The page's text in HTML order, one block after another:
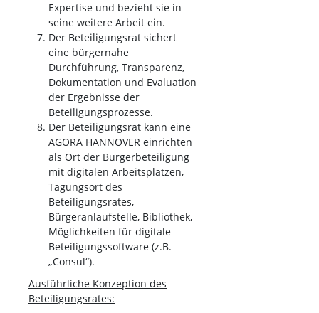
Expertise und bezieht sie in
seine weitere Arbeit ein.
Der Beteiligungsrat sichert
eine bürgernahe
Durchführung, Transparenz,
Dokumentation und Evaluation
der Ergebnisse der
Beteiligungsprozesse.
Der Beteiligungsrat kann eine
AGORA HANNOVER einrichten
als Ort der Bürgerbeteiligung
mit digitalen Arbeitsplätzen,
Tagungsort des
Beteiligungsrates,
Bürgeranlaufstelle, Bibliothek,
Möglichkeiten für digitale
Beteiligungssoftware (z.B.
„Consul“).
Ausführliche Konzeption des
Beteiligungsrates: